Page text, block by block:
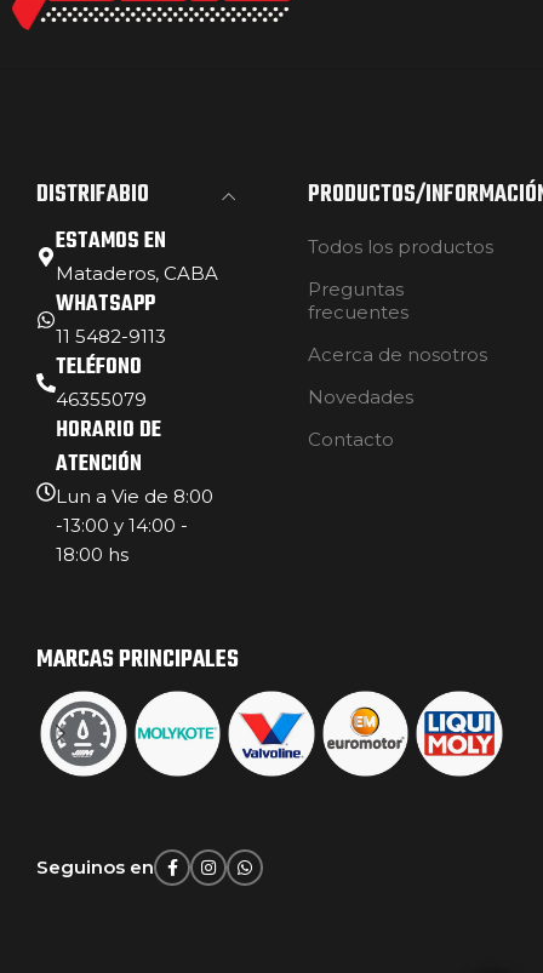
DISTRIFABIO
ESTAMOS EN
Mataderos, CABA
WHATSAPP
11 5482-9113
TELÉFONO
46355079
HORARIO DE
ATENCIÓN
Lun a Vie de 8:00
-13:00 y 14:00 -
18:00 hs
PRODUCTOS/
Todos los productos
Preguntas
frecuentes
Acerca de nosotros
Novedades
Contacto
MARCAS PRINCIPALES
Seguinos en